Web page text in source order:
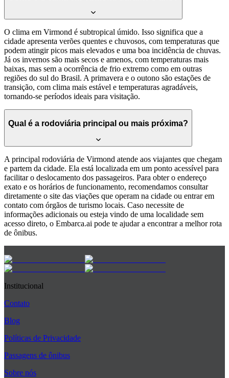
O clima em Virmond é subtropical úmido. Isso significa que a
cidade apresenta verões quentes e chuvosos, com temperaturas que
podem atingir picos mais elevados e uma boa incidência de chuvas.
Já os invernos são mais secos e amenos, com temperaturas mais
baixas, mas sem a ocorrência de frio extremo como em outras
regiões do sul do Brasil. A primavera e o outono são estações de
transição, com clima mais estável e temperaturas agradáveis,
tornando-se períodos ideais para visitação.
Qual é a rodoviária principal ou mais próxima?
A principal rodoviária de Virmond atende aos viajantes que chegam
e partem da cidade. Ela está localizada em um ponto acessível para
facilitar o deslocamento dos passageiros. Para obter o endereço
exato e os horários de funcionamento, recomendamos consultar
diretamente o site das viações que operam na cidade ou entrar em
contato com órgãos de turismo locais. Caso necessite de
informações adicionais ou esteja vindo de uma localidade sem
acesso direto, o Embarca.ai pode te ajudar a encontrar a melhor rota
de ônibus.
Institucional
Contato
Blog
Políticas de Privacidade
Passagens de ônibus
Sobre nós